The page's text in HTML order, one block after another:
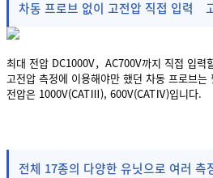
차동 프로브 없이 고전압 직접 입력
최대 전압 DC1000V，AC700V까지 직접 입력
고전압 측정에 이용해야만 했던 차동 프로브
전압은 1000V(CATⅢ), 600V(CATⅣ)입니다.
전체 17종의 다양한 유닛으로 여러 측